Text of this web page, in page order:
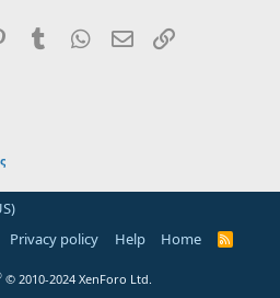
PinterestTumblr WhatsApp
Email
Privacy policy Help Home
R
© 2010-2024 XenForo Ltd.